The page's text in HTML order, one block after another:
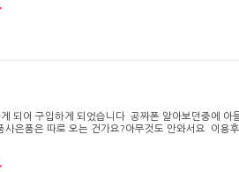
되어 구입하게 되었습니다 공짜폰 알아보던중에 아
은품은 따로 오는 건가요?아무것도 안와서요 이용